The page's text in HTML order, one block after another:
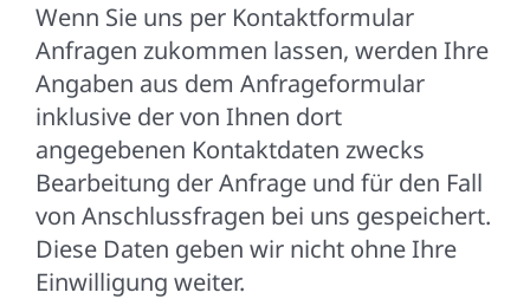
Wenn Sie uns per Kontaktformular
Anfragen zukommen lassen, werden Ihre
Angaben aus dem Anfrageformular
inklusive der von Ihnen dort
angegebenen Kontaktdaten zwecks
Bearbeitung der Anfrage und für den Fall
von Anschlussfragen bei uns gespeichert.
Diese Daten geben wir nicht ohne Ihre
Einwilligung weiter.